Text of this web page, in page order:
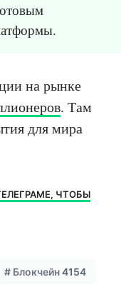
на рынке
. Там
для мира
ЧТОБЫ
# Блокчейн4154